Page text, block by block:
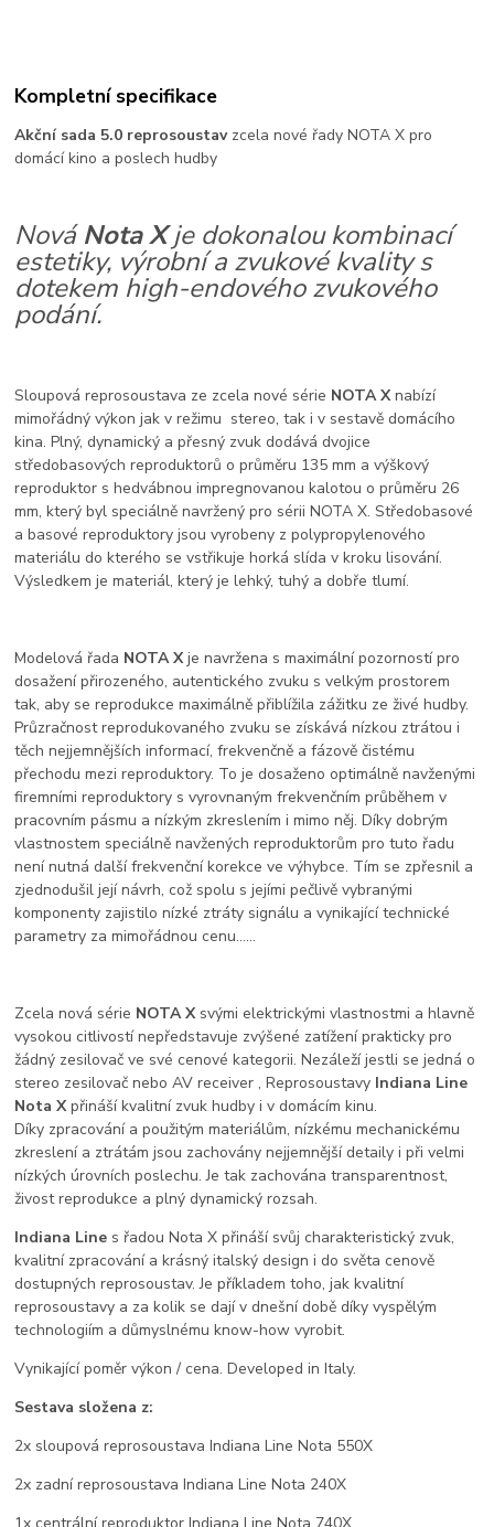
Kompletní specifikace
Akční sada 5.0 reprosoustavzcela nové řady NOTA X pro
domácí kino a poslech hudby
NováNota Xje dokonalou kombinací
estetiky, výrobní a zvukové kvality s
dotekem high-endového zvukového
podání.
Sloupová reprosoustava ze zcela nové série NOTA Xnabízí
mimořádný výkon jak v režimu stereo, tak i v sestavě domácího
kina. Plný, dynamický a přesný zvuk dodává dvojice
středobasových reproduktorů o průměru 135 mm a výškový
reproduktor s hedvábnou impregnovanou kalotou o průměru 26
mm, který byl speciálně navržený pro sérii NOTA X. Středobasové
a basové reproduktory jsou vyrobeny z polypropylenového
materiálu do kterého se vstřikuje horká slída v kroku lisování.
Výsledkem je materiál, který je lehký, tuhý a dobře tlumí.
Modelová řada NOTA Xje navržena s maximální pozorností pro
dosažení přirozeného, autentického zvuku s velkým prostorem
tak, aby se reprodukce maximálně přiblížila zážitku ze živé hudby.
Průzračnost reprodukovaného zvuku se získává nízkou ztrátou i
těch nejjemnějších informací, frekvenčně a fázově čistému
přechodu mezi reproduktory. To je dosaženo optimálně navženými
firemními reproduktory s vyrovnaným frekvenčním průběhem v
pracovním pásmu a nízkým zkreslením i mimo něj. Díky dobrým
vlastnostem speciálně navžených reproduktorům pro tuto řadu
není nutná další frekvenční korekce ve výhybce. Tím se zpřesnil a
zjednodušil její návrh, což spolu s jejími pečlivě vybranými
komponenty zajistilo nízké ztráty signálu a vynikající technické
parametry za mimořádnou cenu......
Zcela nová série NOTA Xsvými elektrickými vlastnostmi a hlavně
vysokou citlivostí nepředstavuje zvýšené zatížení prakticky pro
žádný zesilovač ve své cenové kategorii. Nezáleží jestli se jedná o
stereo zesilovač nebo AV receiver , Reprosoustavy Indiana Line
Nota Xpřináší kvalitní zvuk hudby i v domácím kinu.
Díky zpracování a použitým materiálům, nízkému mechanickému
zkreslení a ztrátám jsou zachovány nejjemnější detaily i při velmi
nízkých úrovních poslechu. Je tak zachována transparentnost,
živost reprodukce a plný dynamický rozsah.
Indiana Line s řadou Nota X přináší svůj charakteristický zvuk,
kvalitní zpracování a krásný italský design i do světa cenově
dostupných reprosoustav. Je příkladem toho, jak kvalitní
reprosoustavy a za kolik se dají v dnešní době díky vyspělým
technologiím a důmyslnému know-how vyrobit.
Vynikající poměr výkon / cena. Developed in Italy.
Sestava složena z:
2x sloupová reprosoustava Indiana Line Nota 550X
2x zadní reprosoustava Indiana Line Nota 240X